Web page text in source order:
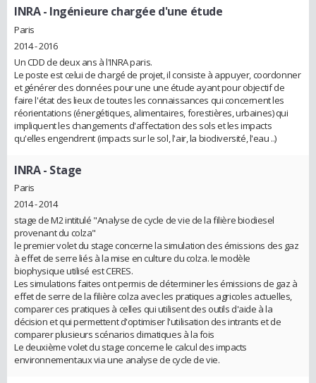
INRA- Ingénieure chargée d'une étude
Paris
2014 - 2016
Un CDD de deux ans à l'INRA paris.
Le poste est celui de chargé de projet, il consiste à appuyer, coordonner
et générer des données pour une une étude ayant pour objectif de
faire l'état des lieux de toutes les connaissances qui concernent les
réorientations (énergétiques, alimentaires, forestières, urbaines) qui
impliquent les changements d'affectation des sols et les impacts
qu'elles engendrent (impacts sur le sol, l'air, la biodiversité, l'eau ..)
INRA- Stage
Paris
2014 - 2014
stage de M2 intitulé "Analyse de cycle de vie de la filière biodiesel
provenant du colza"
le premier volet du stage concerne la simulation des émissions des gaz
à effet de serre liés à la mise en culture du colza. le modèle
biophysique utilisé est CERES.
Les simulations faites ont permis de déterminer les émissions de gaz à
effet de serre de la filière colza avec les pratiques agricoles actuelles,
comparer ces pratiques à celles qui utilisent des outils d'aide à la
décision et qui permettent d'optimiser l'utilisation des intrants et de
comparer plusieurs scénarios climatiques à la fois
Le deuxième volet du stage concerne le calcul des impacts
environnementaux via une analyse de cycle de vie.